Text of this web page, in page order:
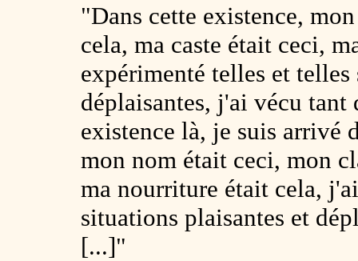
"Dans cette existence,
cela, ma caste était ceci,
expérimenté telles et
déplaisantes, j'ai vécu tant
existence là, je suis arrivé
mon nom était ceci, mon
ma nourriture était cela,
situations plaisantes et
[...]"